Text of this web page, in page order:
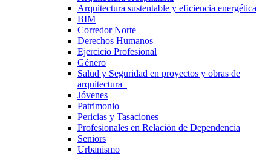
Arquitectura sustentable y eficiencia energética
BIM
Corredor Norte
Derechos Humanos
Ejercicio Profesional
Género
Salud y Seguridad en proyectos y obras de
arquitectura
Jóvenes
Patrimonio
Pericias y Tasaciones
Profesionales en Relación de Dependencia
Seniors
Urbanismo